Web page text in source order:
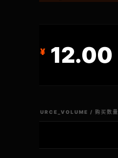
12.00
RESOURCE_VOLUME / 购买数量